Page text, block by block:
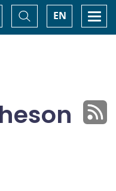
EN
Basculer
la
recherche